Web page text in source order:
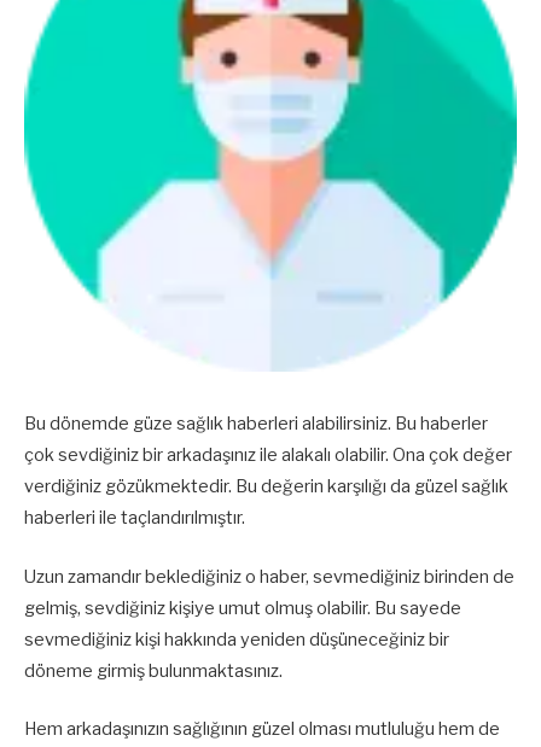
Bu dönemde güze sağlık haberleri alabilirsiniz. Bu haberler
çok sevdiğiniz bir arkadaşınız ile alakalı olabilir. Ona çok değer
verdiğiniz gözükmektedir. Bu değerin karşılığı da güzel sağlık
haberleri ile taçlandırılmıştır.
Uzun zamandır beklediğiniz o haber, sevmediğiniz birinden de
gelmiş, sevdiğiniz kişiye umut olmuş olabilir. Bu sayede
sevmediğiniz kişi hakkında yeniden düşüneceğiniz bir
döneme girmiş bulunmaktasınız.
Hem arkadaşınızın sağlığının güzel olması mutluluğu hem de